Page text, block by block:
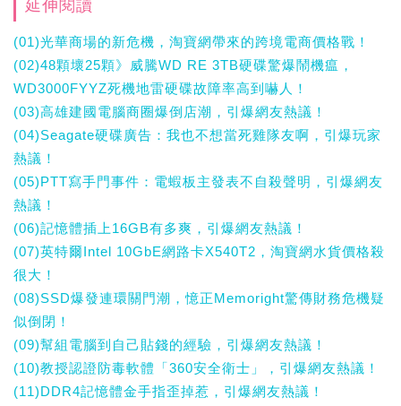
延伸閱讀
(01)光華商場的新危機，淘寶網帶來的跨境電商價格戰！
(02)48顆壞25顆》威騰WD RE 3TB硬碟驚爆鬧機瘟，
WD3000FYYZ死機地雷硬碟故障率高到嚇人！
(03)高雄建國電腦商圈爆倒店潮，引爆網友熱議！
(04)Seagate硬碟廣告：我也不想當死雞隊友啊，引爆玩家
熱議！
(05)PTT寫手門事件：電蝦板主發表不自殺聲明，引爆網友
熱議！
(06)記憶體插上16GB有多爽，引爆網友熱議！
(07)英特爾Intel 10GbE網路卡X540T2，淘寶網水貨價格殺
很大！
(08)SSD爆發連環關門潮，憶正Memoright驚傳財務危機疑
似倒閉！
(09)幫組電腦到自己貼錢的經驗，引爆網友熱議！
(10)教授認證防毒軟體「360安全衛士」，引爆網友熱議！
(11)DDR4記憶體金手指歪掉惹，引爆網友熱議！